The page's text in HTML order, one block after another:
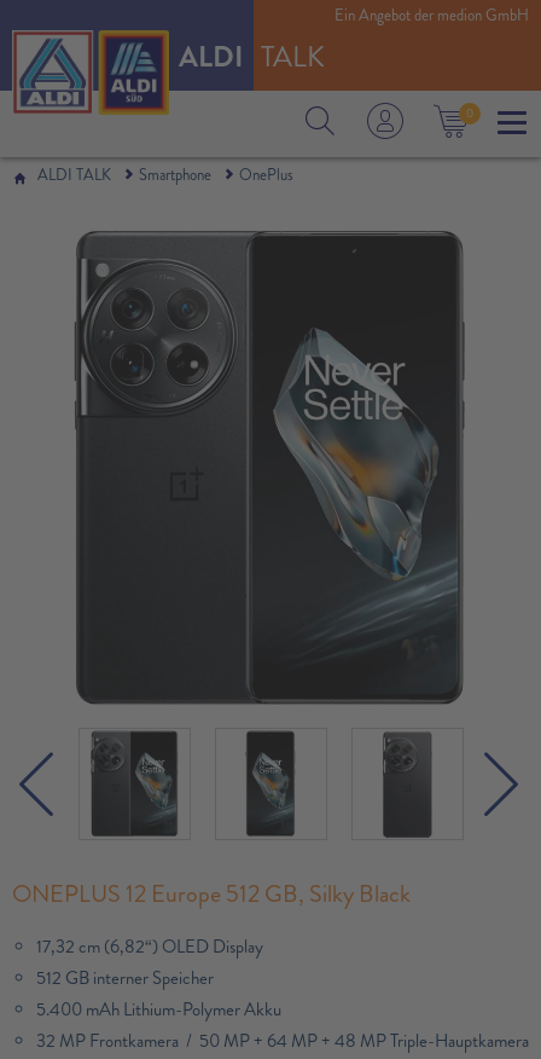
ALDI TALK
0
Ein Angebot der medion GmbH
ALDI TALK Smartphone OnePlus
ONEPLUS 12 Europe 512 GB, Silky Black
17,32 cm (6,82“) OLED Display
512 GB interner Speicher
5.400 mAh Lithium-Polymer Akku
32 MP Frontkamera / 50 MP + 64 MP + 48 MP Triple-Hauptkamera